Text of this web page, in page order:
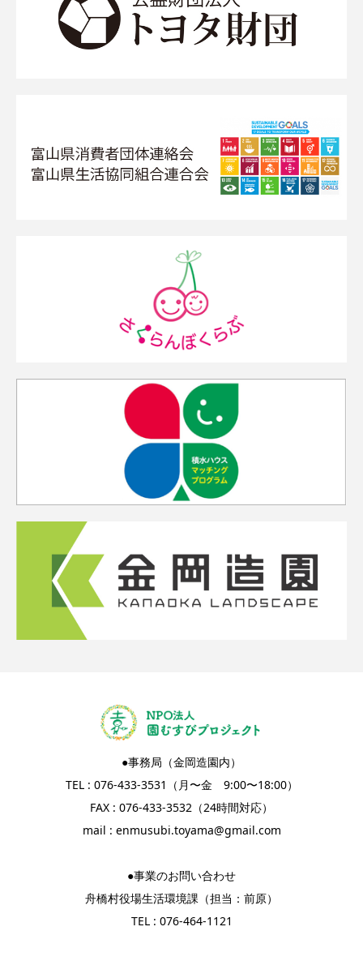
●事務局（金岡造園内）
TEL : 076-433-3531（月〜金 9:00〜18:00）
FAX : 076-433-3532（24時間対応）
mail : enmusubi.toyama@gmail.com
●事業のお問い合わせ
舟橋村役場生活環境課（担当：前原）
TEL : 076-464-1121